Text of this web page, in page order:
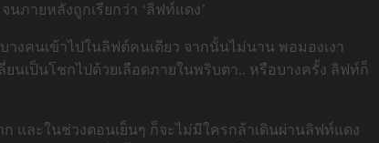
ภายหลังถูกเรียกว่า ‘ลิฟท์แดง’
งคนเข้าไปในลิฟต์คนเดียว จากนั้นไม่นาน พอมองเงา
เป็นโชกไปด้วยเลือดภายในพริบตา.. หรือบางครั้ง ลิฟท์ก็
และในช่วงตอนเย็นๆ ก็จะไม่มีใครกล้าเดินผ่านลิฟท์แดง